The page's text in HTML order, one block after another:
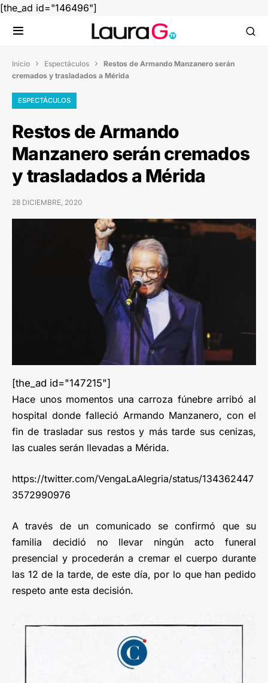
[the_ad id="146496"]
Inicio  Espectáculos  Restos de Armando Manzanero serán
cremados y trasladados a Mérida
ESPECTÁCULOS
Restos de Armando
Manzanero serán cremados
y trasladados a Mérida
28 DICIEMBRE, 2020
[the_ad id="147215"]
Hace unos momentos una carroza fúnebre arribó al
hospital donde falleció Armando Manzanero, con el
fin de trasladar sus restos y más tarde sus cenizas,
las cuales serán llevadas a Mérida.
https://twitter.com/VengaLaAlegria/status/134362447
3572990976
A través de un comunicado se confirmó que su
familia decidió no llevar ningún acto funeral
presencial y procederán a cremar el cuerpo durante
las 12 de la tarde, de este día, por lo que han pedido
respeto ante esta decisión.